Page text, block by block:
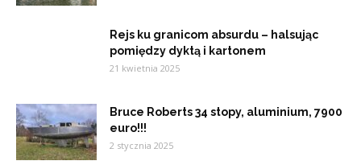
Rejs ku granicom absurdu – halsując
pomiędzy dyktą i kartonem
21 kwietnia 2025
Bruce Roberts 34 stopy, aluminium, 7900
euro!!!
2 stycznia 2025